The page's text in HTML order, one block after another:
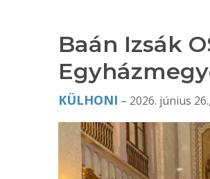
Baán Izsák
KÜLHONI – 2026. június